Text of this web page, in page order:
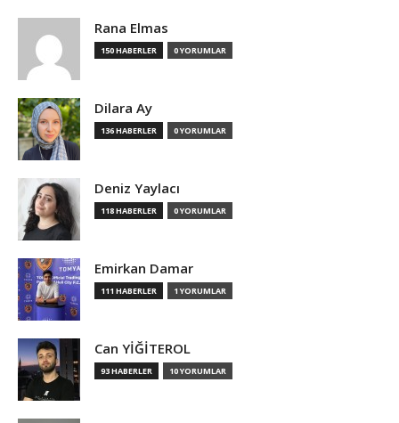
Rana Elmas
150 HABERLER 0 YORUMLAR
Dilara Ay
136 HABERLER 0 YORUMLAR
Deniz Yaylacı
118 HABERLER 0 YORUMLAR
Emirkan Damar
111 HABERLER 1 YORUMLAR
Can YİĞİTEROL
93 HABERLER 10 YORUMLAR